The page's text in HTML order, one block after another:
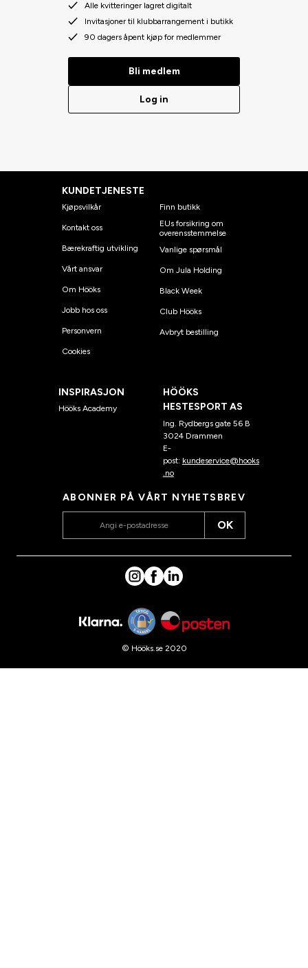
Alle kvitteringer lagret digitalt
Invitasjoner til klubbarrangement i butikk
90 dagers åpent kjøp for medlemmer
Bli medlem
Log in
KUNDETJENESTE
Kjøpsvilkår
Kontakt oss
Bærekraftig utvikling
Vårt ansvar
Om Hööks
Jobb hos oss
Personvern
Cookies
Finn butikk
EUs forsikring om
overensstemmelse
Vanlige spørsmål
Om Jula Holding
Black Week
Club Hööks
Avbryt bestilling
INSPIRASJON
Hööks Academy
HÖÖKS
HESTESPORT AS
Ing. Rydbergs gate 56 B
3024 Drammen
E-
post: kundeservice@hooks
.no
ABONNER PÅ VÅRT NYHETSBREV
OK
© Hööks.se 2020